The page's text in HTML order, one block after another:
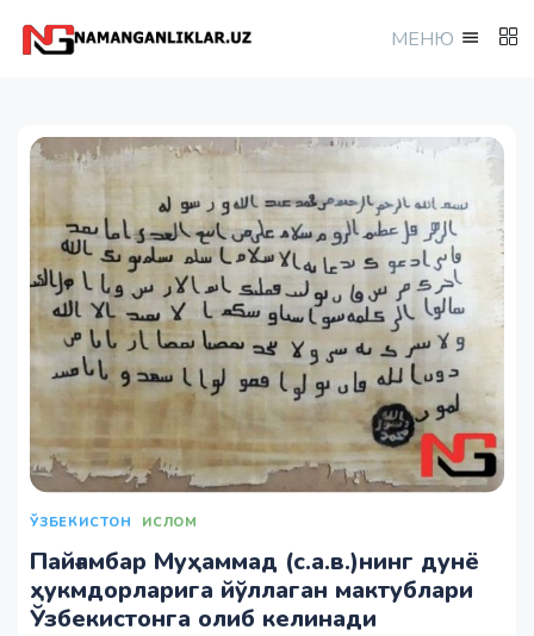
МEНЮ
ЎЗБЕКИСТОН ИСЛОМ
Пайғамбар Муҳаммад (с.а.в.)нинг дунё
ҳукмдорларига йўллаган мактублари
Ўзбекистонга олиб келинади